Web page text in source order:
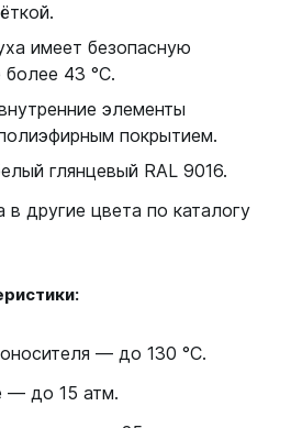
Гармония
РС
А40
П
имеет безопасную
43 °С.
элементы
покрытием.
глянцевый RAL 9016.
другие цвета по каталогу
— до 130 °С.
— до 15 атм.